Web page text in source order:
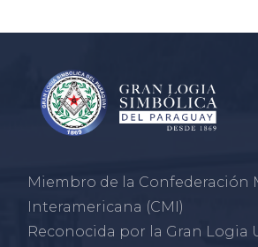
Miembro de la Confederación
Interamericana (CMI)
Reconocida por la Gran Logia